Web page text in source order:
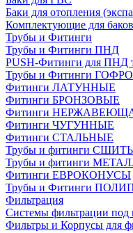
Баки для отопления
Комплектующие для баков
Трубы и Фитинги
Трубы и Фитинги ПНД
PUSH-Фитинги для ПНД
Трубы и Фитинги
Фитинги ЛАТУННЫЕ
Фитинги БРОНЗОВЫЕ
Фитинги
Фитинги ЧУГУННЫЕ
Фитинги СТАЛЬНЫЕ
Трубы и фитинги
Трубы и фитинги
Фитинги ЕВРОКОНУСЫ
Трубы и Фитинги
Фильтрация
Системы фильтрации под
Фильтры и Корпусы для